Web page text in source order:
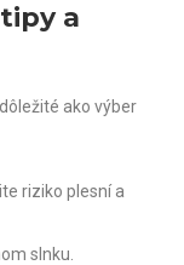
a
ako výber
riziko plesní a
slnku.